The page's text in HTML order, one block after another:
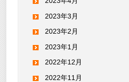
2023年3月
2023年2月
2023年1月
2022年12月
2022年11月